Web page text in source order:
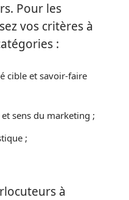
Pour les
vos critères à
:
cible et savoir-faire
sens du marketing ;
;
à